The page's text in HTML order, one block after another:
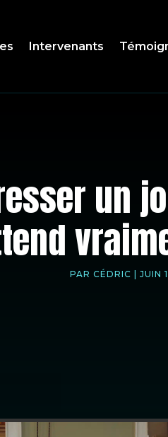
Intervenants
un
PAR CÉDRIC JUIN